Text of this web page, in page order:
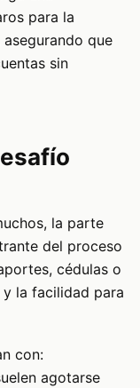
para la
que
sin
la parte
del proceso
cédulas o
la facilidad para
con:
agotarse